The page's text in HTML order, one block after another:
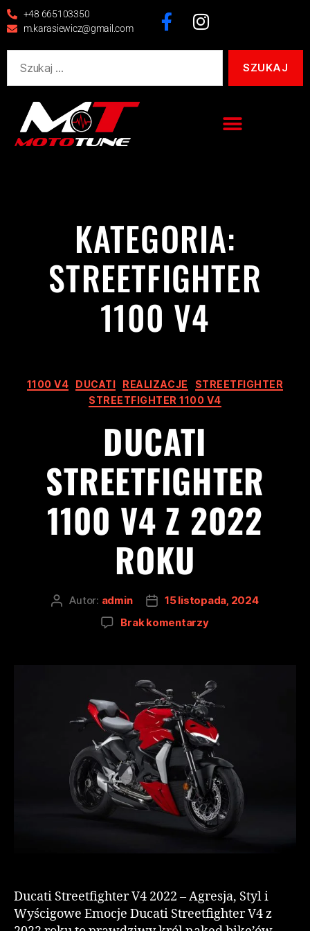
+48 665103350
m.karasiewicz@gmail.com
KATEGORIA:
STREETFIGHTER
1100 V4
1100 V4 DUCATI REALIZACJE
STREETFIGHTER
STREETFIGHTER 1100 V4
DUCATI
STREETFIGHTER
1100 V4 Z 2022
ROKU
Autor: admin
15 listopada, 2024
Brak komentarzy
Ducati Streetfighter V4 2022 – Agresja, Styl i
Wyścigowe Emocje Ducati Streetfighter V4 z